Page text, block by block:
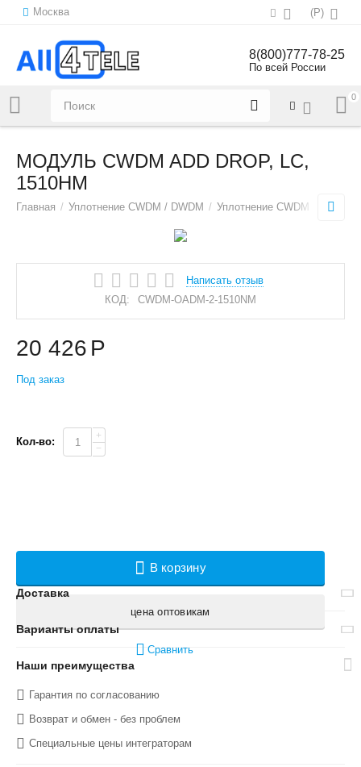
Москва (Р)
Напишите нам:sales@all4tele.com
8(800)777-78-25
По всей России
0
МОДУЛЬ CWDM ADD DROP, LC,
1510НМ
Главная / Уплотнение CWDM / DWDM / Уплотнение CWDM
Написать отзыв
КОД:
CWDM-OADM-2-1510NM
20 426 Р
Под заказ
Кол-во:
+
−
В корзину
цена оптовикам
Сравнить
Доставка
Варианты оплаты
Наши преимущества
Гарантия по согласованию
Возврат и обмен - без проблем
Специальные цены интеграторам